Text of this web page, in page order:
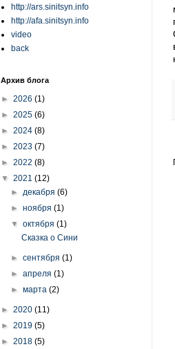
http://ars.sinitsyn.info
http://afa.sinitsyn.info
video
back
Архив блога
► 2026 (1)
► 2025 (6)
► 2024 (8)
► 2023 (7)
► 2022 (8)
▼ 2021 (12)
► декабря(6)
►ноября(1)
▼октября(1)
Сказка о Сини
►сентября(1)
►апреля(1)
►марта(2)
► 2020 (11)
► 2019 (5)
► 2018 (5)